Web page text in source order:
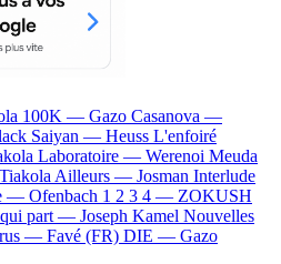
100K — Gazo Casanova —
Saiyan — Heuss L'enfoiré
Laboratoire — Werenoi Meuda
Ailleurs — Josman Interlude
— Ofenbach 1 2 3 4 — ZOKUSH
part — Joseph Kamel Nouvelles
— Favé (FR) DIE — Gazo